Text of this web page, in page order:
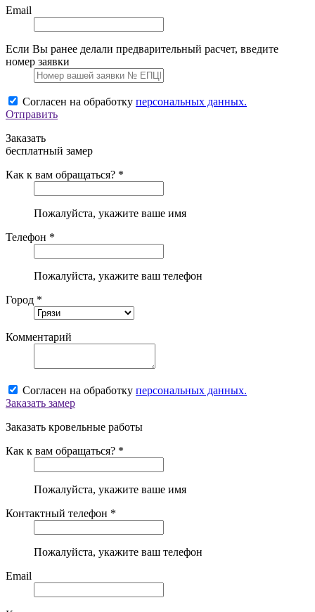
Email
Если Вы ранее делали предварительный расчет, введите
номер заявки
Согласен на обработку персональных данных.
Отправить
Заказать
бесплатный замер
Как к вам обращаться? *
Пожалуйста, укажите ваше имя
Телефон *
Пожалуйста, укажите ваш телефон
Город *
Комментарий
Согласен на обработку персональных данных.
Заказать замер
Заказать кровельные работы
Как к вам обращаться? *
Пожалуйста, укажите ваше имя
Контактный телефон *
Пожалуйста, укажите ваш телефон
Email